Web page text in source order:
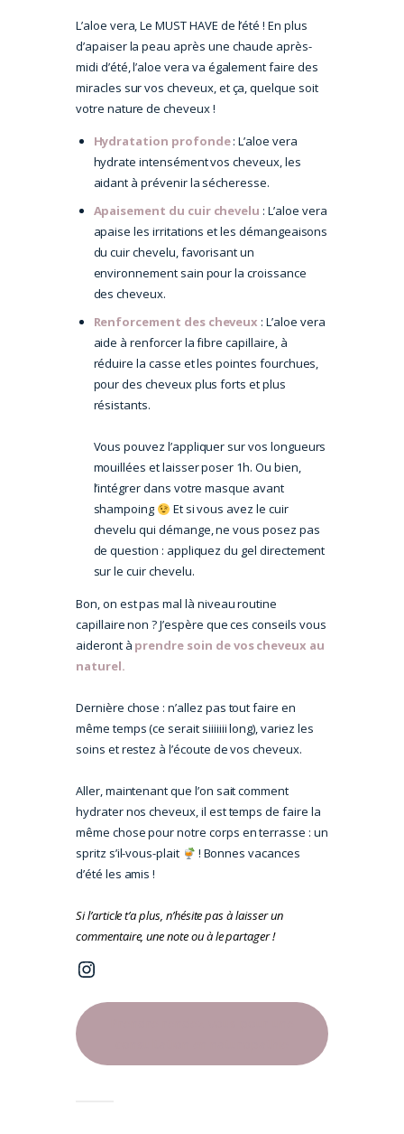
L’aloe vera, Le MUST HAVE de l’été ! En plus
d’apaiser la peau après une chaude après-
midi d’été, l’aloe vera va également faire des
miracles sur vos cheveux, et ça, quelque soit
votre nature de cheveux !
Hydratation profonde: L’aloe vera
hydrate intensément vos cheveux, les
aidant à prévenir la sécheresse.
Apaisement du cuir chevelu : L’aloe vera
apaise les irritations et les démangeaisons
du cuir chevelu, favorisant un
environnement sain pour la croissance
des cheveux.
Renforcement des cheveux : L’aloe vera
aide à renforcer la fibre capillaire, à
réduire la casse et les pointes fourchues,
pour des cheveux plus forts et plus
résistants.
Vous pouvez l’appliquer sur vos longueurs
mouillées et laisser poser 1h. Ou bien,
l’intégrer dans votre masque avant
shampoing
Et si vous avez le cuir
chevelu qui démange, ne vous posez pas
de question : appliquez du gel directement
sur le cuir chevelu.
Bon, on est pas mal là niveau routine
capillaire non ? J’espère que ces conseils vous
aideront à prendre soin de vos cheveux au
naturel.
Dernière chose : n’allez pas tout faire en
même temps (ce serait siiiiiii long), variez les
soins et restez à l’écoute de vos cheveux.
Aller, maintenant que l’on sait comment
hydrater nos cheveux, il est temps de faire la
même chose pour notre corps en terrasse : un
spritz s’il-vous-plait
! Bonnes vacances
d’été les amis !
Si l’article t’a plus, n’hésite pas à laisser un
commentaire, une note ou à le partager !
Instagram